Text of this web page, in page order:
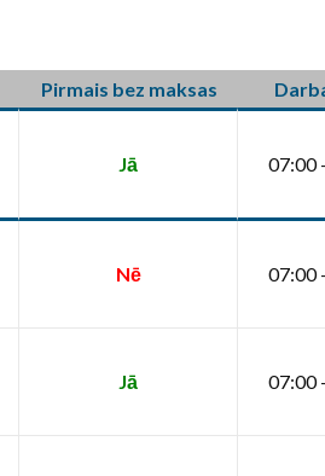
Pirmais bez maksas
Jā 07:00
Nē 07:00
Jā 07:00